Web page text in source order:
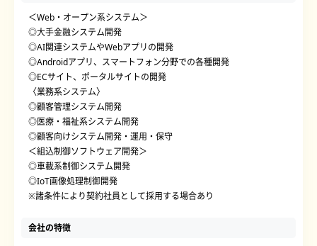
＜Web・オープン系システム＞
◎大手金融システム開発
◎AI関連システムやWebアプリの開発
◎Androidアプリ、スマートフォン分野での各種開発
◎ECサイト、ポータルサイトの開発
〈業務系システム〉
◎顧客管理システム開発
◎医療・福祉系システム開発
◎顧客向けシステム開発・運用・保守
＜組込制御ソフトウェア開発＞
◎車載系制御システム開発
◎IoT画像処理制御開発
※諸条件により契約社員として採用する場合あり
会社の特徴